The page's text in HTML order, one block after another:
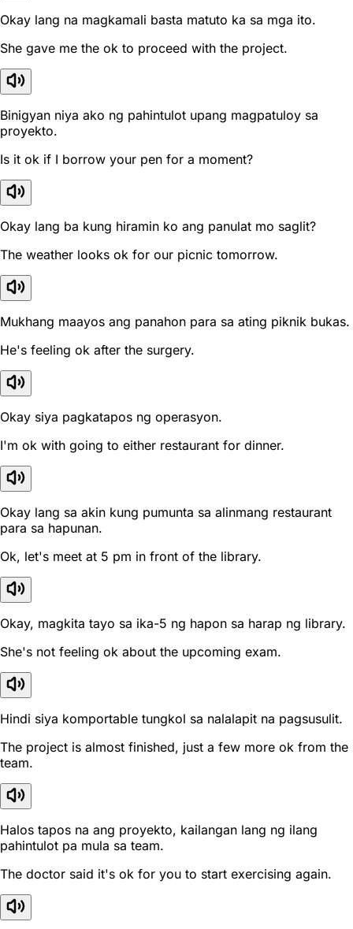
Okay lang na magkamali basta matuto ka sa mga ito.
She gave me the ok to proceed with the project.
Binigyan niya ako ng pahintulot upang magpatuloy sa
proyekto.
Is it ok if I borrow your pen for a moment?
Okay lang ba kung hiramin ko ang panulat mo saglit?
The weather looks ok for our picnic tomorrow.
Mukhang maayos ang panahon para sa ating piknik bukas.
He's feeling ok after the surgery.
Okay siya pagkatapos ng operasyon.
I'm ok with going to either restaurant for dinner.
Okay lang sa akin kung pumunta sa alinmang restaurant
para sa hapunan.
Ok, let's meet at 5 pm in front of the library.
Okay, magkita tayo sa ika-5 ng hapon sa harap ng library.
She's not feeling ok about the upcoming exam.
Hindi siya komportable tungkol sa nalalapit na pagsusulit.
The project is almost finished, just a few more ok from the
team.
Halos tapos na ang proyekto, kailangan lang ng ilang
pahintulot pa mula sa team.
The doctor said it's ok for you to start exercising again.